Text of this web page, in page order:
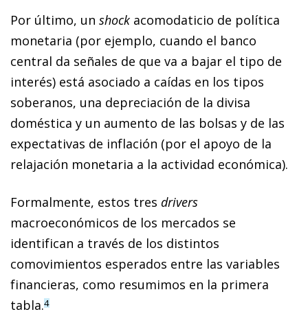
Por último, un shock acomodaticio de política
monetaria (por ejemplo, cuando el banco
central da señales de que va a bajar el tipo de
interés) está asociado a caídas en los tipos
soberanos, una depreciación de la divisa
doméstica y un aumento de las bolsas y de las
expectativas de inflación (por el apoyo de la
relajación monetaria a la actividad económica).
Formalmente, estos tres drivers
macroeconómicos de los mercados se
identifican a través de los distintos
comovimientos esperados entre las variables
financieras, como resumimos en la primera
tabla.4